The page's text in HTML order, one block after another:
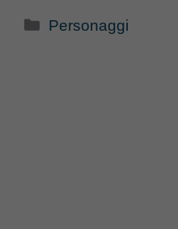
Categorie
Personaggi